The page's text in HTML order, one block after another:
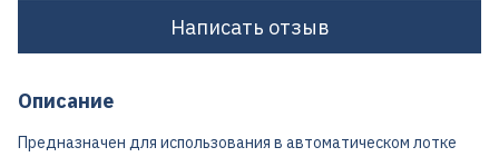
Написать отзыв
Описание
Предназначен для использования в автоматическом лотке